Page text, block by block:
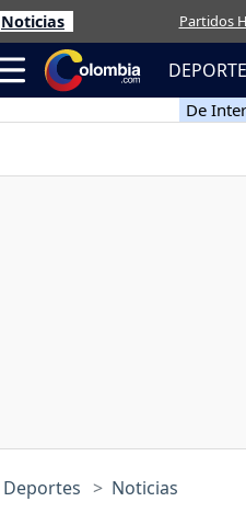
Noticias Partidos
De
Deportes Noticias